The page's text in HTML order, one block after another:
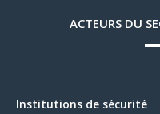
ACTEURS DU
Institutions de sécurité